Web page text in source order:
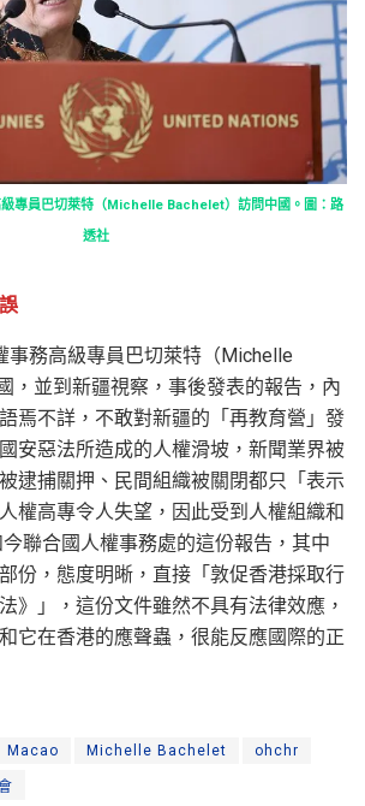
專員巴切萊特（Michelle Bachelet）訪問中國。圖：路
透社
事務高級專員巴切萊特（Michelle
，並到新疆視察，事後發表的報告，內
焉不詳，不敢對新疆的「再教育營」發
安惡法所造成的人權滑坡，新聞業界被
逮捕關押、民間組織被關閉都只「表示
權高專令人失望，因此受到人權組織和
聯合國人權事務處的這份報告，其中
份，態度明晰，直接「敦促香港採取行
》」，這份文件雖然不具有法律效應，
它在香港的應聲蟲，很能反應國際的正
Macao Michelle Bachelet ohchr